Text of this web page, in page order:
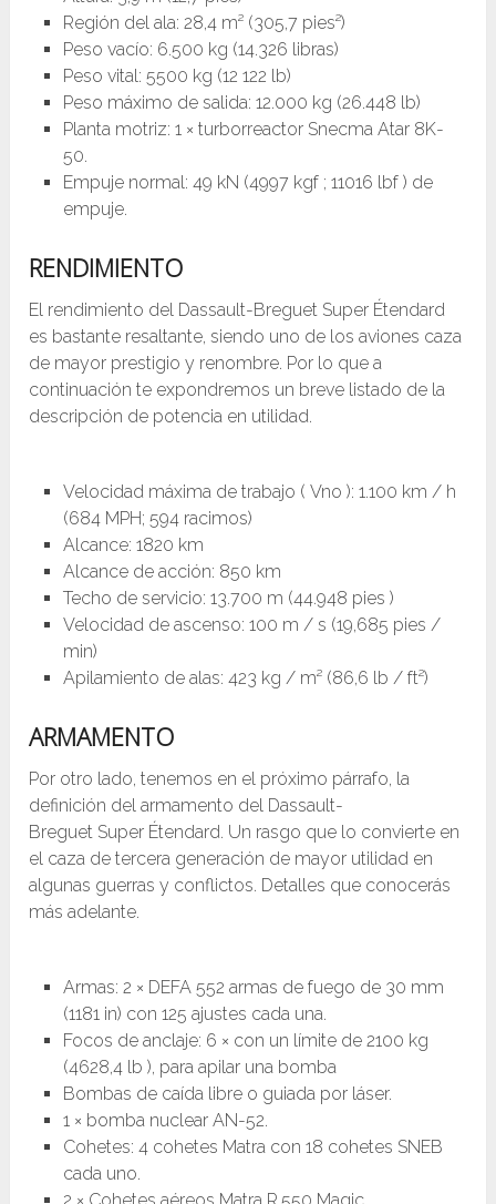
Región del ala: 28,4 m² (305,7 pies²)
Peso vacío: 6.500 kg (14.326 libras)
Peso vital: 5500 kg (12 122 lb)
Peso máximo de salida: 12.000 kg (26.448 lb)
Planta motriz: 1 × turborreactor Snecma Atar 8K-
50.
Empuje normal: 49 kN (4997 kgf ; 11016 lbf ) de
empuje.
RENDIMIENTO
El rendimiento del Dassault-Breguet Super Étendard
es bastante resaltante, siendo uno de los aviones caza
de mayor prestigio y renombre. Por lo que a
continuación te expondremos un breve listado de la
descripción de potencia en utilidad.
Velocidad máxima de trabajo ( Vno ): 1.100 km / h
(684 MPH; 594 racimos)
Alcance: 1820 km
Alcance de acción: 850 km
Techo de servicio: 13.700 m (44.948 pies )
Velocidad de ascenso: 100 m / s (19,685 pies /
min)
Apilamiento de alas: 423 kg / m² (86,6 lb / ft²)
ARMAMENTO
Por otro lado, tenemos en el próximo párrafo, la
definición del armamento del Dassault-
Breguet Super Étendard. Un rasgo que lo convierte en
el caza de tercera generación de mayor utilidad en
algunas guerras y conflictos. Detalles que conocerás
más adelante.
Armas: 2 × DEFA 552 armas de fuego de 30 mm
(1181 in) con 125 ajustes cada una.
Focos de anclaje: 6 × con un límite de 2100 kg
(4628,4 lb ), para apilar una bomba
Bombas de caída libre o guiada por láser.
1 × bomba nuclear AN-52.
Cohetes: 4 cohetes Matra con 18 cohetes SNEB
cada uno.